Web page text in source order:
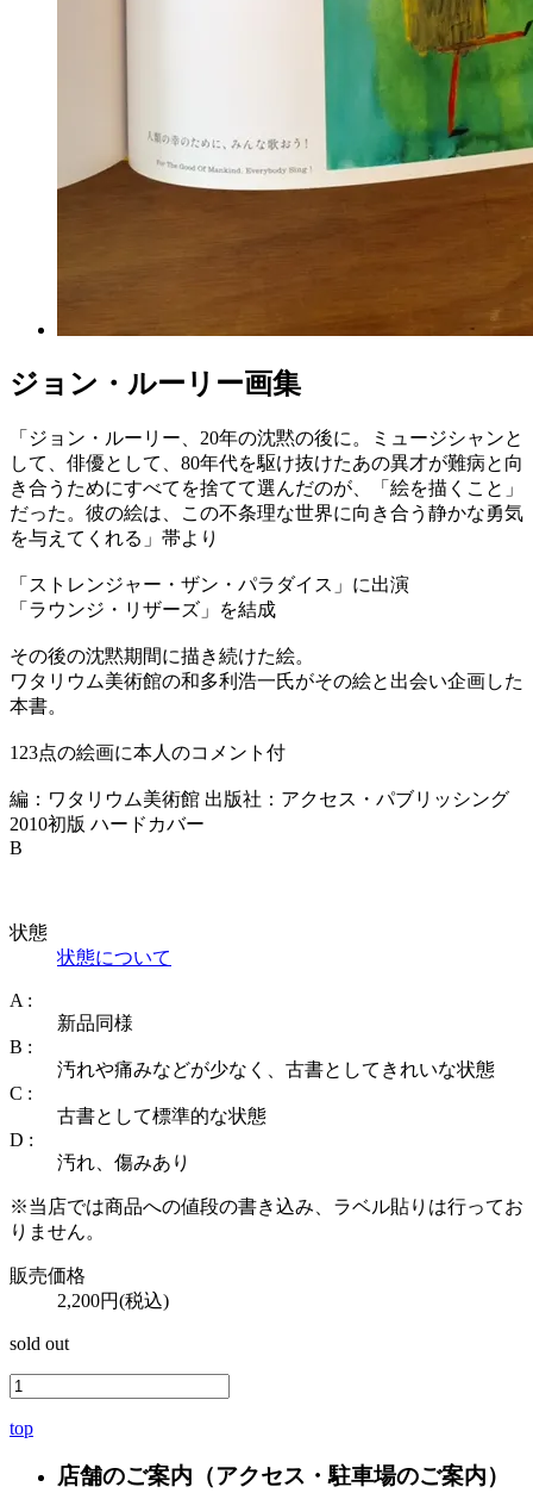
ジョン・ルーリー画集
「ジョン・ルーリー、20年の沈黙の後に。ミュージシャンと
して、俳優として、80年代を駆け抜けたあの異才が難病と向
き合うためにすべてを捨てて選んだのが、「絵を描くこと」
だった。彼の絵は、この不条理な世界に向き合う静かな勇気
を与えてくれる」帯より
「ストレンジャー・ザン・パラダイス」に出演
「ラウンジ・リザーズ」を結成
その後の沈黙期間に描き続けた絵。
ワタリウム美術館の和多利浩一氏がその絵と出会い企画した
本書。
123点の絵画に本人のコメント付
編：ワタリウム美術館 出版社：アクセス・パブリッシング
2010初版 ハードカバー
B
状態
状態について
A :
新品同様
B :
汚れや痛みなどが少なく、古書としてきれいな状態
C :
古書として標準的な状態
D :
汚れ、傷みあり
※当店では商品への値段の書き込み、ラベル貼りは行ってお
りません。
販売価格
2,200円(税込)
sold out
top
店舗のご案内 （アクセス・駐車場のご案内）